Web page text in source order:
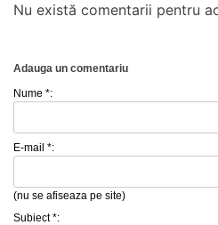
Nu există comentarii pentru
Adauga un comentariu
Nume *:
E-mail *:
(nu se afiseaza pe site)
Subiect *: